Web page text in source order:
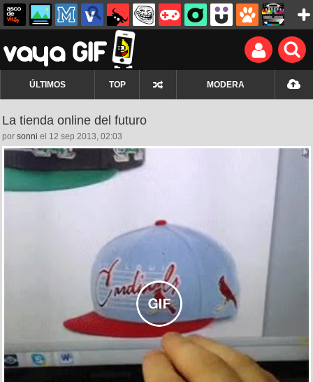
ÚLTIMOS TOP MODERA
La tienda online del futuro
por sonni el 12 sep 2013, 02:03